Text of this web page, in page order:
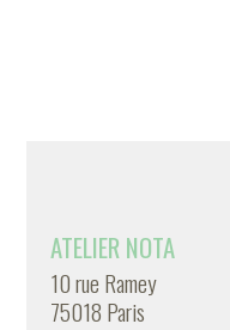
ATELIER NOTA
10 rue Ramey
75018 Paris